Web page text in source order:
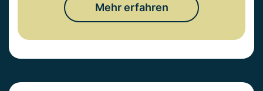
Mehr erfahren